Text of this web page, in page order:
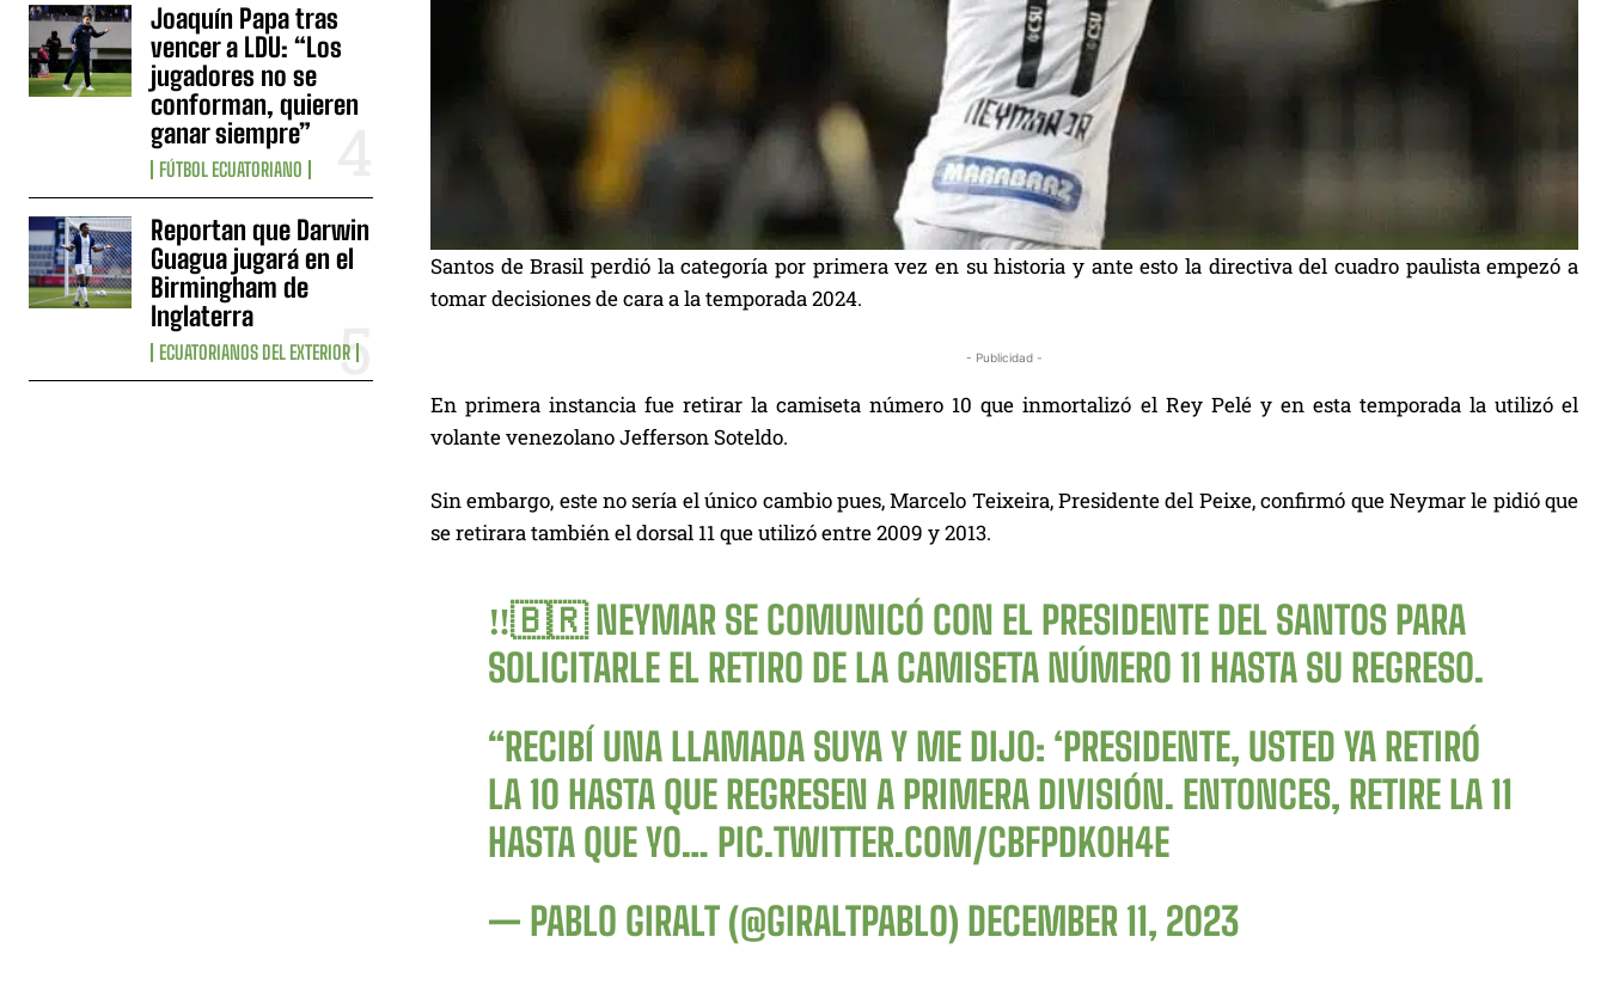
Joaquín Papa tras
vencer a LDU: “Los
jugadores no se
conforman, quieren
ganar siempre”
FÚTBOL ECUATORIANO
Reportan que Darwin
Guagua jugará en el
Birmingham de
Inglaterra
ECUATORIANOS DEL EXTERIOR
Santos de Brasil perdió la categoría por primera vez en su historia y ante esto la directiva del cuadro paulista empezó a
tomar decisiones de cara a la temporada 2024.
- Publicidad -
En primera instancia fue retirar la camiseta número 10 que inmortalizó el Rey Pelé y en esta temporada la utilizó el
volante venezolano Jefferson Soteldo.
Sin embargo, este no sería el único cambio pues, Marcelo Teixeira, Presidente del Peixe, confirmó que Neymar le pidió que
se retirara también el dorsal 11 que utilizó entre 2009 y 2013.
‼️🇧🇷 NEYMAR SE COMUNICÓ CON EL PRESIDENTE DEL SANTOS PARA
SOLICITARLE EL RETIRO DE LA CAMISETA NÚMERO 11 HASTA SU REGRESO.
“RECIBÍ UNA LLAMADA SUYA Y ME DIJO: ‘PRESIDENTE, USTED YA RETIRÓ
LA 10 HASTA QUE REGRESEN A PRIMERA DIVISIÓN. ENTONCES, RETIRE LA 11
HASTA QUE YO… PIC.TWITTER.COM/CBFPDK0H4E
— PABLO GIRALT (@GIRALTPABLO) DECEMBER 11, 2023